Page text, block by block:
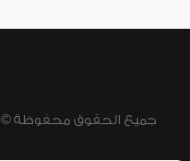
جميع الحقوق محفوظة © 2026 - 1998 لشبكة إسلام ويب